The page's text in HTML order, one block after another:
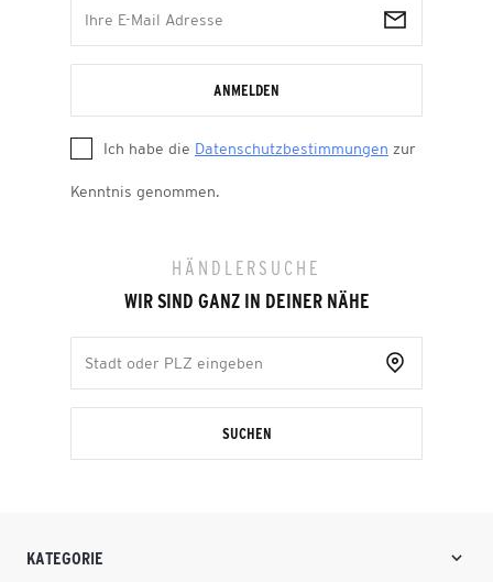
ANMELDEN
Ich habe die Datenschutzbestimmungen zur
Kenntnis genommen.
HÄNDLERSUCHE
WIR SIND GANZ IN DEINER NÄHE
SUCHEN
KATEGORIE